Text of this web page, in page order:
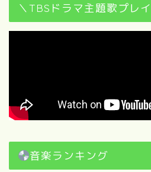
＼TBSドラマ主題歌プレ
音楽ランキング
歴代映画興
カレンダー